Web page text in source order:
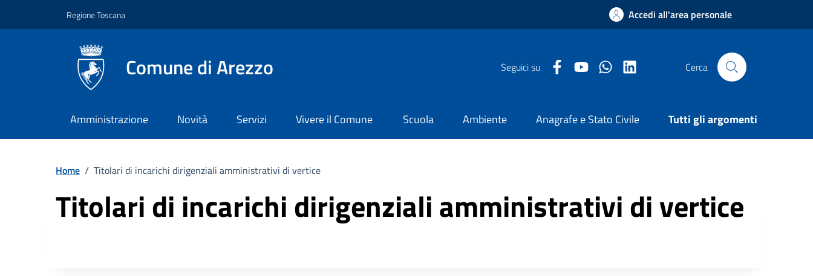
Regione Toscana Accedi all'area personale
Comune di Arezzo Seguici su Facebook Comune di Arezzo
Youtube Comune di Arezzo
Twitter Comune di Arezzo
LinkedIn Comune di Arezzo
Cerca
Amministrazione Novità Servizi Vivere il Comune Scuola Ambiente Anagrafe e Stato Civile Tutti gli argomenti
Home / Titolari di incarichi dirigenziali amministrativi di vertice
Titolari di incarichi dirigenziali amministrativi di vertice